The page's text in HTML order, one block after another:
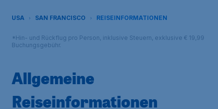
USA SAN FRANCISCO REISEINFORMATIONEN
*Hin- und Rückflug pro Person, inklusive Steuern, exklusive € 19,99
Buchungsgebühr.
Allgemeine
Reiseinformationen